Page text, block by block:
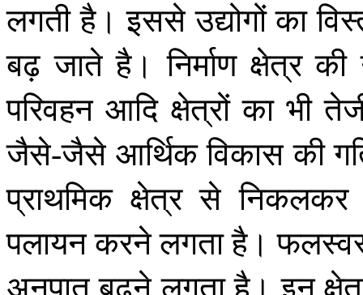
लगती है। इससे उद्योगों का
बढ़ जाते है। निर्माण क्षेत्र की
परिवहन आदि क्षेत्रों का भी
जैसे-जैसे आर्थिक विकास की
प्राथमिक क्षेत्र से निकलकर
पलायनकरनेलगताहै।